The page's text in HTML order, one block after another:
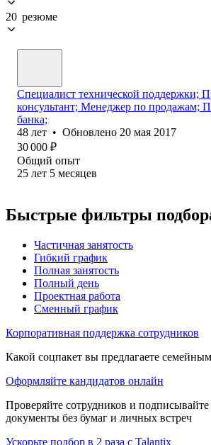
20 резюме
Специалист технической поддержки;
консультант; Менеджер по продажам;
банка;
48 лет • Обновлено 20 мая 2017
30 000 ₽
Общий опыт
25 лет 5 месяцев
Быстрые фильтры
Частичная занятость
Гибкий график
Полная занятость
Полный день
Проектная работа
Сменный график
Корпоративная поддержка сотрудников
Какой соцпакет вы предлагаете
Оформляйте кандидатов онлайн
Проверяйте сотрудников и
документы без бумаг и личных встреч
Ускорьте подбор в 2 раза с Talantix